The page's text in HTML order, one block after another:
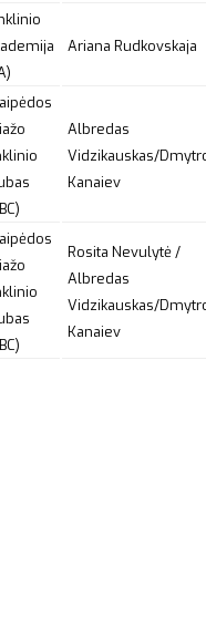
Ariana Rudkovskaja
Albredas
Vidzikauskas/
Kanaiev
Rosita Nevulytė /
Albredas
Vidzikauskas/
Kanaiev